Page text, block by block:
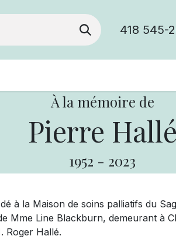
418 545-
À la mémoire de
Pierre Hallé
1952 - 2023
à la Maison de soins palliatifs du
Mme Line Blackburn, demeurant à
Roger Hallé.